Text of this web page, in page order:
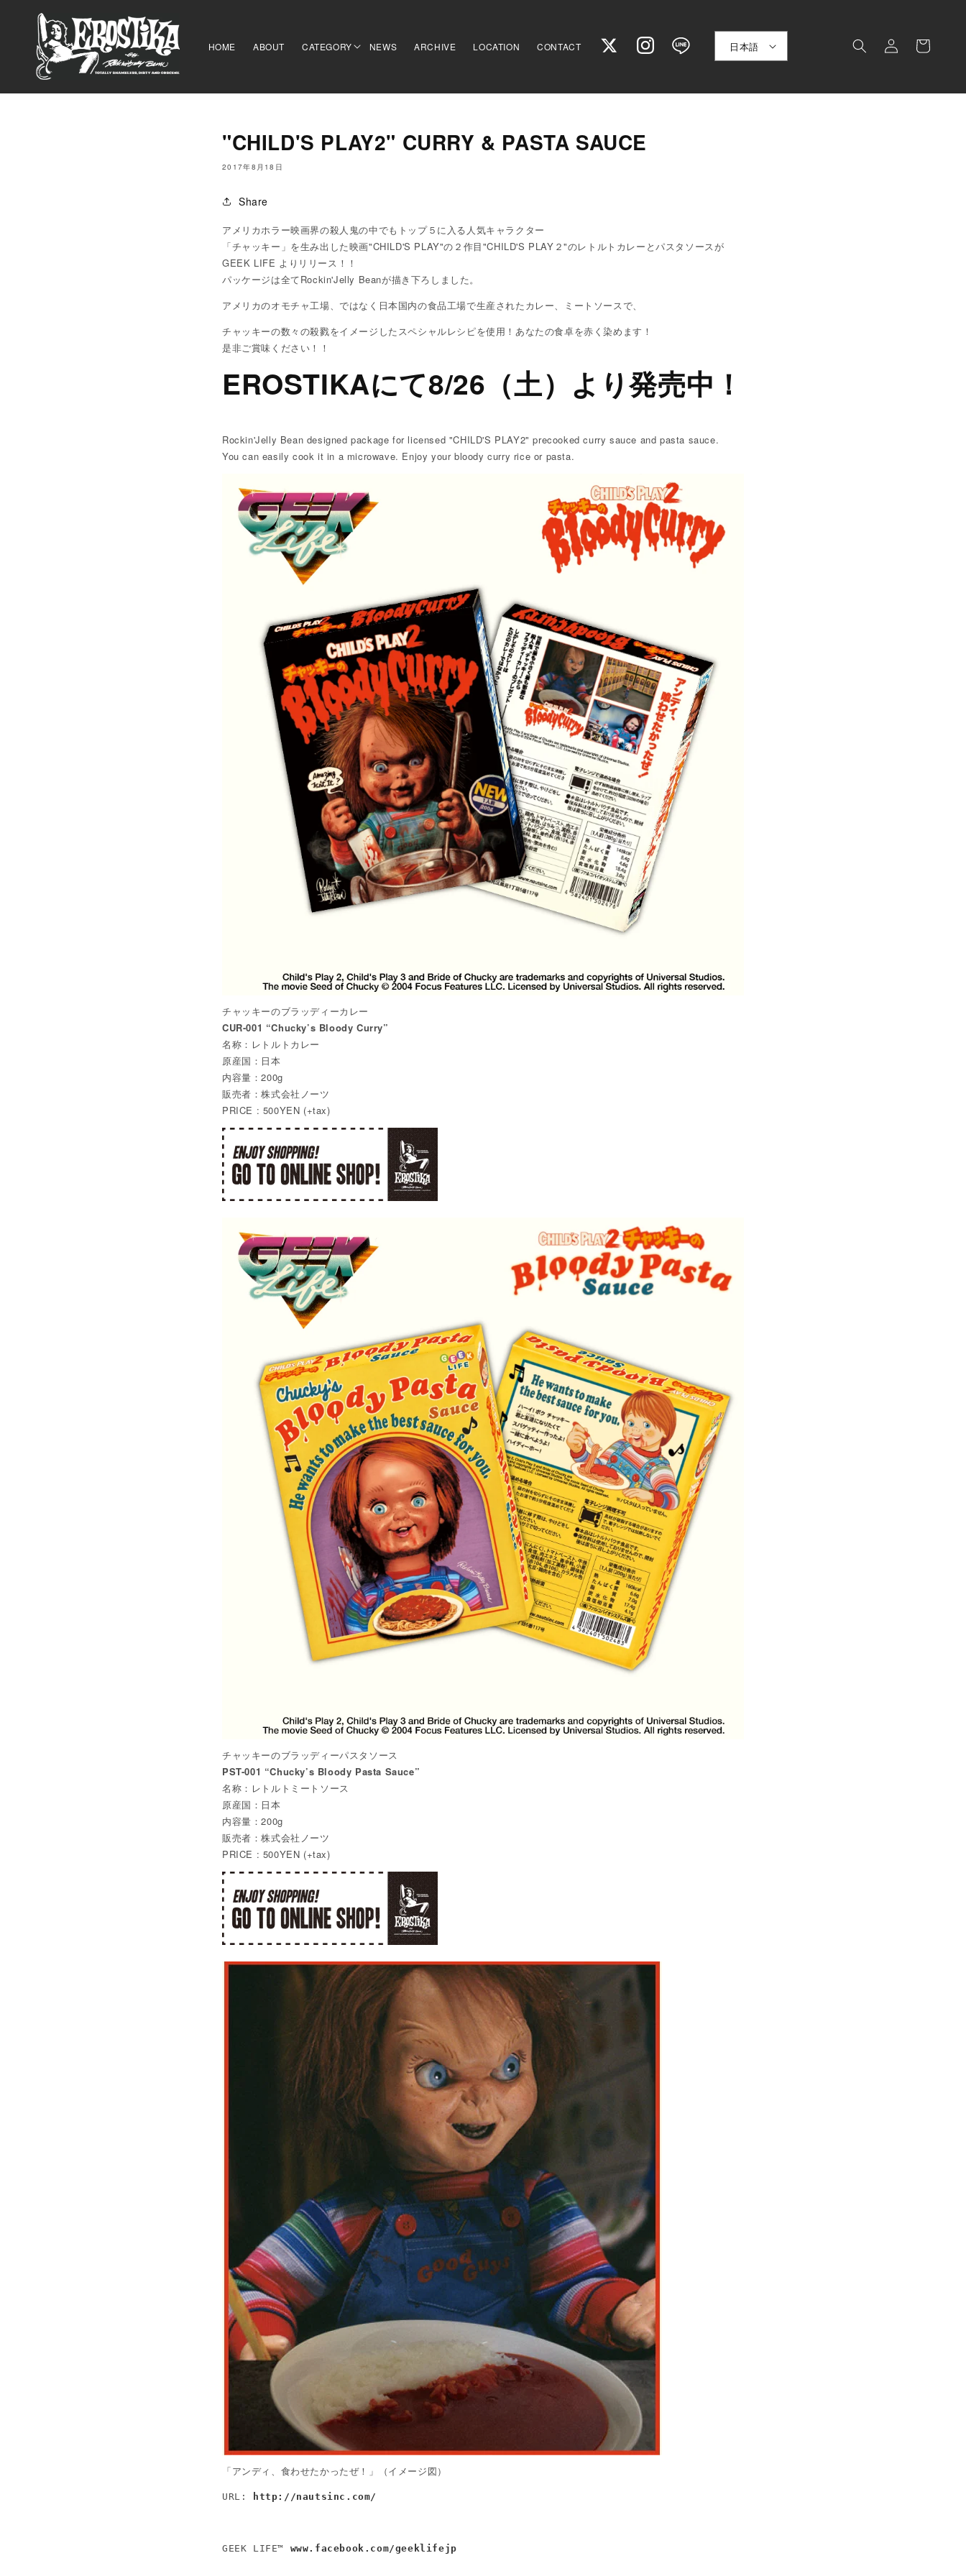
ンツに
進む
HOME ABOUT CATEGORY NEWS ARCHIVE LOCATION CONTACT 日本語
グ
イ
ー
"CHILD'S PLAY2" CURRY & PASTA SAUCE
2017年8月18日
Share
アメリカホラー映画界の殺人鬼の中でもトップ５に入る人気キャラクター
「チャッキー」を生み出した映画"CHILD'S PLAY"の２作目"CHILD'S PLAY２"のレトルトカレーとパスタソースが
GEEK LIFE よりリリース！！
パッケージは全てRockin'Jelly Beanが描き下ろしました。
アメリカのオモチャ工場、ではなく日本国内の食品工場で生産されたカレー、ミートソースで、
チャッキーの数々の殺戮をイメージしたスペシャルレシピを使用！あなたの食卓を赤く染めます！
是非ご賞味ください！！
EROSTIKAにて8/26（土）より発売中！
Rockin'Jelly Bean designed package for licensed "CHILD'S PLAY2" precooked curry sauce and pasta sauce.
You can easily cook it in a microwave. Enjoy your bloody curry rice or pasta.
チャッキーのブラッディーカレー
CUR-001 “Chucky’s Bloody Curry”
名称：レトルトカレー
原産国：日本
内容量：200g
販売者：株式会社ノーツ
PRICE : 500YEN (+tax)
チャッキーのブラッディーパスタソース
PST-001 “Chucky’s Bloody Pasta Sauce”
名称：レトルトミートソース
原産国：日本
内容量：200g
販売者：株式会社ノーツ
PRICE : 500YEN (+tax)
「アンディ、食わせたかったぜ！」（イメージ図）
URL: http://nautsinc.com/
GEEK LIFE™ www.facebook.com/geeklifejp